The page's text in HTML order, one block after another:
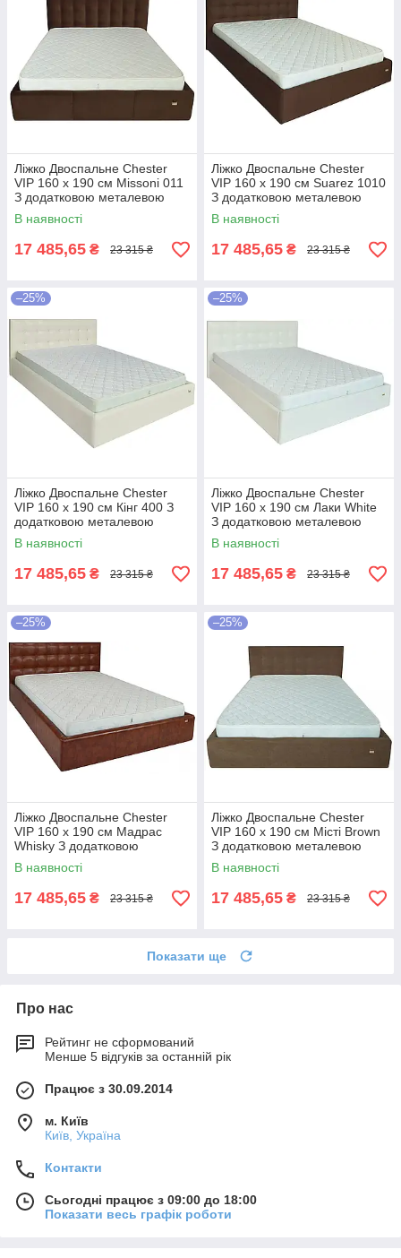
Ліжко Двоспальне Chester
VIP 160 х 190 см Missoni 011
З додатковою металевою
цільнозварною рамою
Темно-коричневий
В наявності
17 485,65 ₴ 23 315 ₴
Ліжко Двоспальне Chester
VIP 160 х 190 см Suarez 1010
З додатковою металевою
цільнозварною рамою
Коричневий
В наявності
17 485,65 ₴ 23 315 ₴
–25%
Ліжко Двоспальне Chester
VIP 160 х 190 см Кінг 400 З
додатковою металевою
цільнозварною рамою C1
Білий
В наявності
17 485,65 ₴ 23 315 ₴
–25%
Ліжко Двоспальне Chester
VIP 160 х 190 см Лаки White
З додатковою металевою
цільнозварною рамою Білий
В наявності
17 485,65 ₴ 23 315 ₴
–25%
Ліжко Двоспальне Chester
VIP 160 х 190 см Мадрас
Whisky З додатковою
металевою цільнозварною
рамою Коричневий
В наявності
17 485,65 ₴ 23 315 ₴
–25%
Ліжко Двоспальне Chester
VIP 160 х 190 см Місті Brown
З додатковою металевою
цільнозварною рамою
Коричневий
В наявності
17 485,65 ₴ 23 315 ₴
Показати ще
Про нас
Рейтинг не сформований
Менше 5 відгуків за останній рік
Працює з 30.09.2014
м. Київ
Київ, Україна
Контакти
Сьогодні працює з 09:00 до 18:00
Показати весь графік роботи